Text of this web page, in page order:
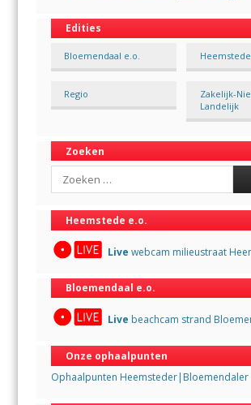
Edities
Bloemendaal e.o. Heemstede
Regio
Zakelijk-
Landelijk
Zoeken
Search
Heemstede e.o.
Live webcam milieustraat
Bloemendaal e.o.
Live beachcam strand
Onze ophaalpunten
Ophaalpunten Heemsteder|Bloemendaler